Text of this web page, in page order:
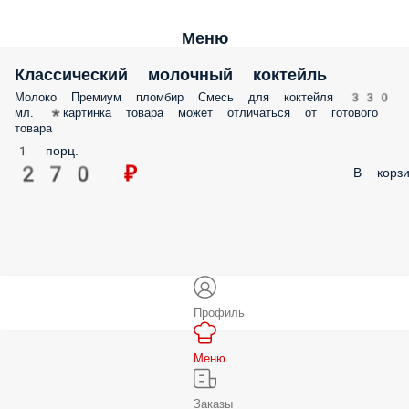
Меню
Классический молочный коктейль
Молоко Премиум пломбир Смесь для коктейля 330
мл. *картинка товара может отличаться от готового
товара
1 порц.
270 ₽ В
Профиль
Меню
Заказы